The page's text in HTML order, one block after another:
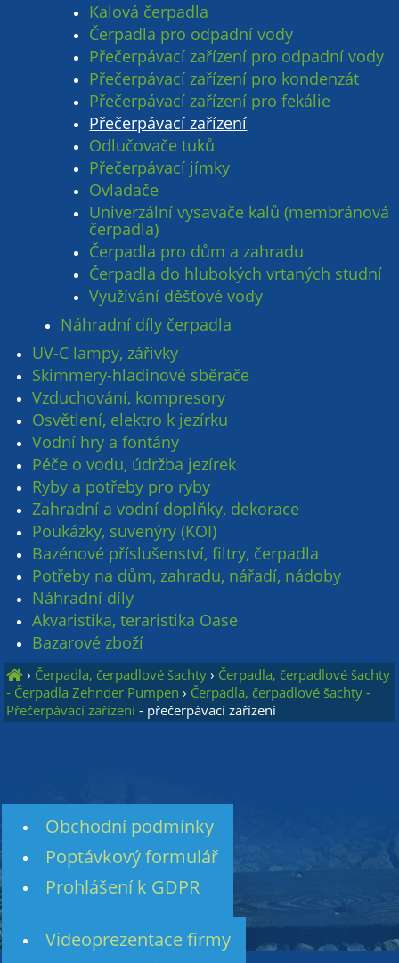
Kalová čerpadla
Čerpadla pro odpadní vody
Přečerpávací zařízení pro odpadní vody
Přečerpávací zařízení pro kondenzát
Přečerpávací zařízení pro fekálie
Přečerpávací zařízení
Odlučovače tuků
Přečerpávací jímky
Ovladače
Univerzální vysavače kalů (membránová
čerpadla)
Čerpadla pro dům a zahradu
Čerpadla do hlubokých vrtaných studní
Využívání děšťové vody
Náhradní díly čerpadla
UV-C lampy, zářivky
Skimmery-hladinové sběrače
Vzduchování, kompresory
Osvětlení, elektro k jezírku
Vodní hry a fontány
Péče o vodu, údržba jezírek
Ryby a potřeby pro ryby
Zahradní a vodní doplňky, dekorace
Poukázky, suvenýry (KOI)
Bazénové příslušenství, filtry, čerpadla
Potřeby na dům, zahradu, nářadí, nádoby
Náhradní díly
Akvaristika, teraristika Oase
Bazarové zboží
› Čerpadla, čerpadlové šachty › Čerpadla, čerpadlové šachty
- Čerpadla Zehnder Pumpen › Čerpadla, čerpadlové šachty -
Přečerpávací zařízení - přečerpávací zařízení
Obchodní podmínky
Poptávkový formulář
Prohlášení k GDPR
Videoprezentace firmy